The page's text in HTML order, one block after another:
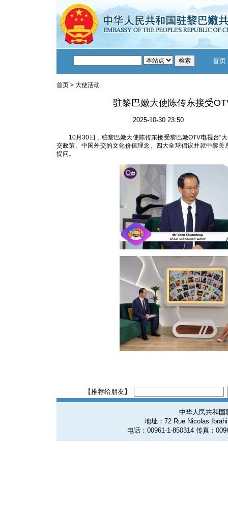
首页
首页 > 大使活动
驻黎巴嫩大使陈传东接受
2025-10-30 23:50
10月30日，驻黎巴嫩大使陈传东接受黎巴嫩OTV电视台“
交政策、中国外交的文化价值理念、四大全球倡议并就中黎关
提问。
【推荐给朋友】
中华人民共和国
地址：72 Rue Nicolas
电话：00961-1-850314 传真：